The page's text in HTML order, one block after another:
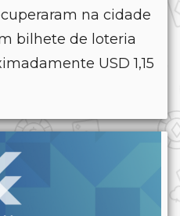
na cidade
bilhete de loteria
USD 1,15